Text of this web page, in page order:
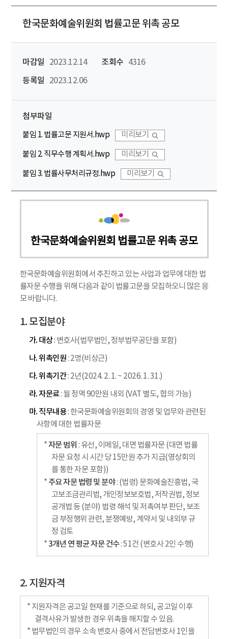
한국문화예술위원회 법률고문 위촉 공모
마감일 2023.12.14 조회수
4316
등록일
2023.12.06
첨부파일
붙임 1. 법률고문 지원서.hwp 미리보기
붙임 2. 직무수행 계획서.hwp 미리보기
붙임 3. 법률사무처리규정.hwp 미리보기
한국문화예술위원회 법률고문 위촉 공모
한국문화예술위원회에서 추진하고 있는 사업과 업무에 대한 법
률자문 수행을 위해 다음과 같이 법률고문을 모집하오니 많은 응
모 바랍니다.
1. 모집분야
가. 대상: 변호사(법무법인, 정부법무공단을 포함)
나. 위촉인원: 2명(비상근)
다. 위촉기간: 2년(2024. 2. 1. ~ 2026. 1. 31.)
라. 자문료: 월 정액 90만원 내외 (VAT 별도, 협의 가능)
마. 직무내용: 한국문화예술위원회의 경영 및 업무와 관련된
사항에 대한 법률자문
*자문 범위 : 유선, 이메일, 대면 법률자문 (대면 법률
자문 요청 시 시간 당 15만원 추가 지급(영상회의
를 통한 자문 포함))
* 주요 자문 법령 및 분야: (법령) 문화예술진흥법, 국
고보조금관리법, 개인정보보호법, 저작권법, 정보
공개법 등 (분야) 법령 해석 및 저촉여부 판단, 보조
금 부정행위 관련, 분쟁예방, 계약서 및 내외부 규
정 검토
*3개년 연 평균 자문 건수: 51건 (변호사 2인 수행)
2. 지원자격
* 지원자격은 공고일 현재를 기준으로 하되, 공고일 이후
결격사유가 발생한 경우 위촉을 해지할 수 있음.
* 법무법인의 경우 소속 변호사 중에서 전담변호사 1인을